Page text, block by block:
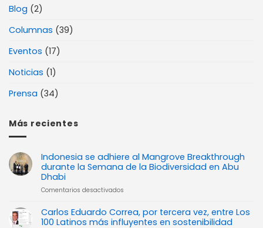
Blog (2)
Columnas (39)
Eventos (17)
Noticias (1)
Prensa (34)
Más recientes
Indonesia se adhiere al Mangrove Breakthrough
durante la Semana de la Biodiversidad en Abu
Dhabi
Comentarios desactivados
adhiere
Carlos Eduardo Correa, por tercera vez, entre Los
100 Latinos más influyentes en sostenibilidad